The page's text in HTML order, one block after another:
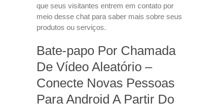
que seus visitantes entrem em contato por
meio desse chat para saber mais sobre seus
produtos ou serviços.
Bate-papo Por Chamada
De Vídeo Aleatório –
Conecte Novas Pessoas
Para Android A Partir Do